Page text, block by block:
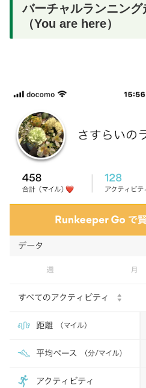
バーチャルランニン
（You are here）